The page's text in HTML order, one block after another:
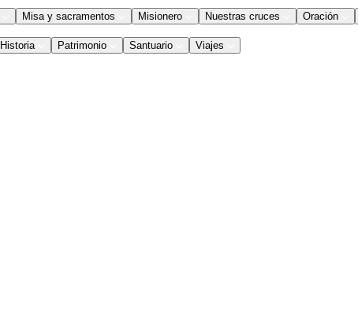
Misa y sacramentos Misionero Nuestras cruces Oración
Historia Patrimonio Santuario Viajes